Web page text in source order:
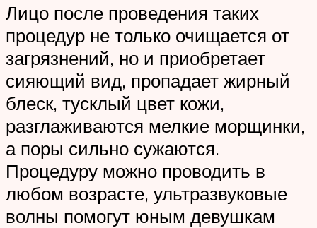
Лицо после проведения таких
процедур не только очищается от
загрязнений, но и приобретает
сияющий вид, пропадает жирный
блеск, тусклый цвет кожи,
разглаживаются мелкие морщинки,
а поры сильно сужаются.
Процедуру можно проводить в
любом возрасте, ультразвуковые
волны помогут юным девушкам